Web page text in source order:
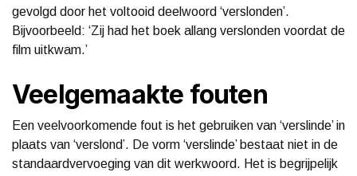
gevolgd door het voltooid deelwoord ‘verslonden’.
Bijvoorbeeld: ‘Zij had het boek allang verslonden voordat de
film uitkwam.’
Veelgemaakte fouten
Een veelvoorkomende fout is het gebruiken van ‘verslinde’ in
plaats van ‘verslond’. De vorm ‘verslinde’ bestaat niet in de
standaardvervoeging van dit werkwoord. Het is begrijpelijk